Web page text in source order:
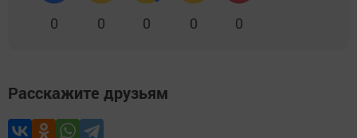
0 0 0 0 0
Расскажите друзьям